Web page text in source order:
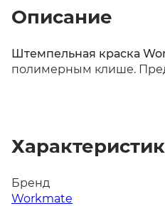
Описание
Штемпельная краска
полимерным клише.
Бренд
Workmate